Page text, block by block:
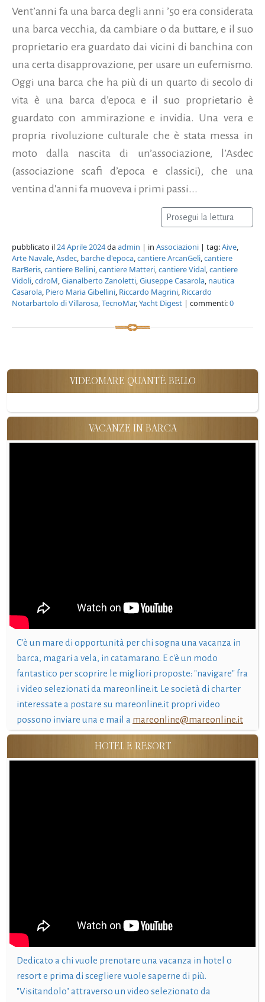
Vent’anni fa una barca degli anni ’50 era considerata
una barca vecchia, da cambiare o da buttare, e il suo
proprietario era guardato dai vicini di banchina con
una certa disapprovazione, per usare un eufemismo.
Oggi una barca che ha più di un quarto di secolo di
vita è una barca d’epoca e il suo proprietario è
guardato con ammirazione e invidia. Una vera e
propria rivoluzione culturale che è stata messa in
moto dalla nascita di un’associazione, l’Asdec
(associazione scafi d’epoca e classici), che una
ventina d'anni fa muoveva i primi passi...
Prosegui la lettura
pubblicato il24 Aprile 2024daadmin | in Associazioni | tag:Aive,
Arte Navale,Asdec, barche d'epoca,cantiere ArcanGeli,cantiere
BarBeris,cantiere Bellini,cantiere Matteri,cantiere Vidal,cantiere
Vidoli,cdroM,Gianalberto Zanoletti,Giuseppe Casarola, nautica
Casarola, Piero Maria Gibellini, Riccardo Magrini, Riccardo
Notarbartolo di Villarosa,TecnoMar,Yacht Digest | commenti:0
VIDEOMARE QUANT'È BELLO
VACANZE IN BARCA
C'è un mare di opportunità per chi sogna una vacanza in
barca, magari a vela, in catamarano. E c'è un modo
fantastico per scoprire le migliori proposte: "navigare" fra
i video selezionati da mareonline.it. Le società di charter
interessate a postare su mareonline.it propri video
possono inviare una e mail a mareonline@mareonline.it
HOTEL E RESORT
Dedicato a chi vuole prenotare una vacanza in hotel o
resort e prima di scegliere vuole saperne di più.
"Visitandolo" attraverso un video selezionato da